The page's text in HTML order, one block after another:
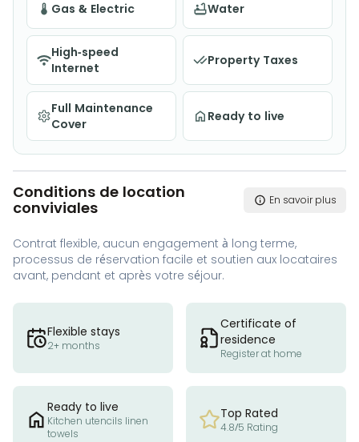
Gas & Electric Water
High-speed
Internet
Property Taxes
Full Maintenance
Cover
Ready to live
Conditions de location
conviviales
En savoir plus
Contrat flexible, aucun engagement à long terme,
processus de réservation facile et soutien aux locataires
avant, pendant et après votre séjour.
Flexible stays
2+ months
Certificate of
residence
Register at home
Ready to live
Kitchen utencils linen
towels
Top Rated
4.8/5 Rating